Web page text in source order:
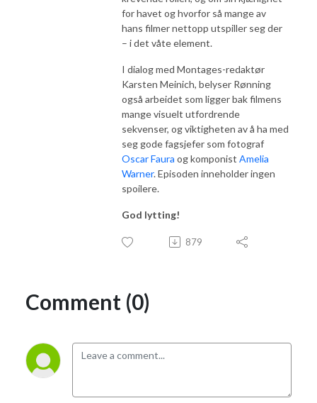
for havet og hvorfor så mange av
hans filmer nettopp utspiller seg der
– i det våte element.
I dialog med Montages-redaktør
Karsten Meinich, belyser Rønning
også arbeidet som ligger bak filmens
mange visuelt utfordrende
sekvenser, og viktigheten av å ha med
seg gode fagsjefer som fotograf
Oscar Faura og komponist Amelia
Warner. Episoden inneholder ingen
spoilere.
God lytting!
879
Comment (0)